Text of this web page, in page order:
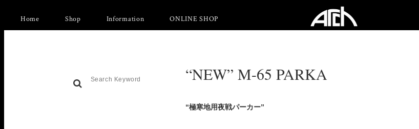
Home Shop Information ONLINE SHOP
“NEW” M-65 PARKA
“極寒地用夜戦パーカー”